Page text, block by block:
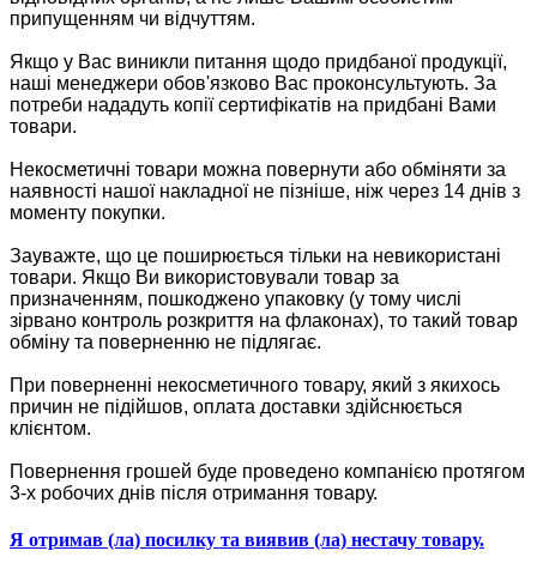
припущенням чи відчуттям.
Якщо у Вас виникли питання щодо придбаної продукції,
наші менеджери обов'язково Вас проконсультують. За
потреби нададуть копії сертифікатів на придбані Вами
товари.
Некосметичні товари можна повернути або обміняти за
наявності нашої накладної не пізніше, ніж через 14 днів з
моменту покупки.
Зауважте, що це поширюється тільки на невикористані
товари. Якщо Ви використовували товар за
призначенням, пошкоджено упаковку (у тому числі
зірвано контроль розкриття на флаконах), то такий товар
обміну та поверненню не підлягає.
При поверненні некосметичного товару, який з якихось
причин не підійшов, оплата доставки здійснюється
клієнтом.
Повернення грошей буде проведено компанією протягом
3-х робочих днів після отримання товару.
Я отримав (ла) посилку та виявив (ла) нестачу товару.